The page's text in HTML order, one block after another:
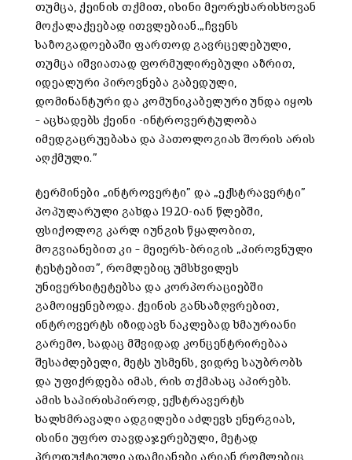
თუმცა, ქეინის თქმით, ისინი მეორეხარისხოვან
მოქალაქეებად ითვლებიან.„ჩვენს
საზოგადოებაში ფართოდ გავრცელებული,
თუმცა იშვიათად ფორმულირებული აზრით,
იდეალური პიროვნება გაბედული,
დომინანტური და კომუნიკაბელური უნდა იყოს
– აცხადებს ქეინი -ინტროვერტულობა
იმედგაცრუებასა და პათოლოგიას შორის არის
აღქმული.”
ტერმინები „ინტროვერტი” და „ექსტრავერტი”
პოპულარული გახდა 1920-იან წლებში,
ფსიქოლოგ კარლ იუნგის წყალობით,
მოგვიანებით კი – მეიერს-ბრიგის „პიროვნული
ტესტებით”, რომლებიც უმსხვილეს
უნივერსიტეტებსა და კორპორაციებში
გამოიყენებოდა. ქეინის განსაზღვრებით,
ინტროვერტს იზიდავს ნაკლებად ხმაურიანი
გარემო, სადაც მშვიდად კონცენტრირებაა
შესაძლებელი, მეტს უსმენს, ვიდრე საუბრობს
და უფიქრდება იმას, რის თქმასაც აპირებს.
ამის საპირისპიროდ, ექსტრავერტს
ხალხმრავალი ადგილები აძლევს ენერგიას,
ისინი უფრო თავდაჯერებული, მეტად
პროდუქტიული ადამიანები არიან,რომლებიც